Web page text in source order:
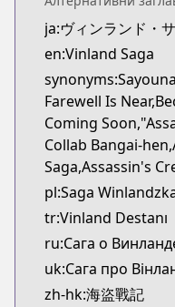
Kitsu
https://
CDJapan
CDJapan
https://
MangaUpdates
MangaUpdates
https://
Book☆Walker
Book☆Walker
Official English
Official English
https://
ja:ヴィンランド・
en:Vinland Saga
Farewell Is
Coming
Collab Bangai-
Saga,Assassin's
pl:Saga
tr:Vinland Destanı
ru:Сага о
uk:Сага про
zh-hk:海盜戰記